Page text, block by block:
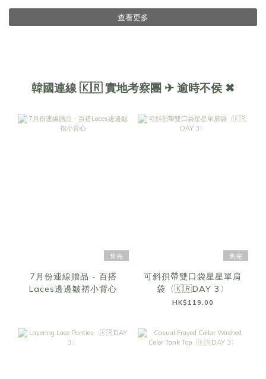
查看更多
韓國連線 🇰🇷 實地考察團 ✈ 逾時不侯 ✖︎
售完
7月份連線贈品 - 百搭
Laces邊邊皺褶小背心
售完
可斜孭帶雙口袋星星單肩
袋〈🇰🇷DAY 3〉
HK$119.00